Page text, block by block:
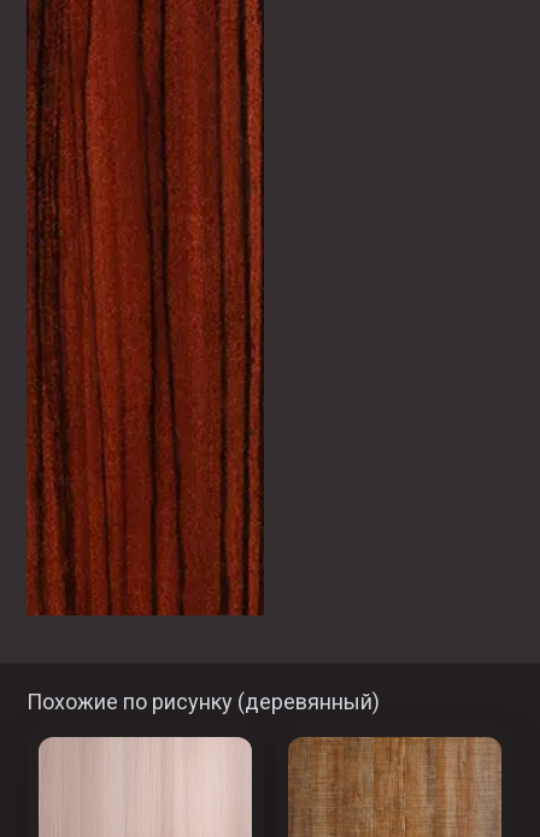
Похожие по рисунку (деревянный)